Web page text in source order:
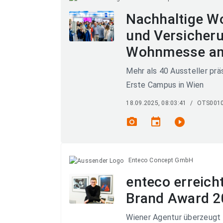
Nachhaltige
und
Wohnmesse
Mehr als 40 Aussteller
Erste Campus in Wien
18.09.2025, 08:03:41 /
photo_camera event play_circle_filled
Enteco Concept GmbH
enteco
Brand Award
Wiener Agentur